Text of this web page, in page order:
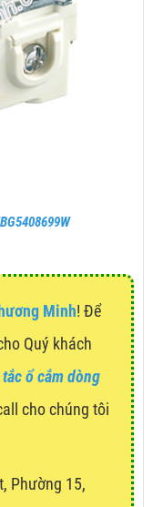
Minh! Để
Quý khách
ổ cắm dòng
cho chúng tôi
Phường 15,